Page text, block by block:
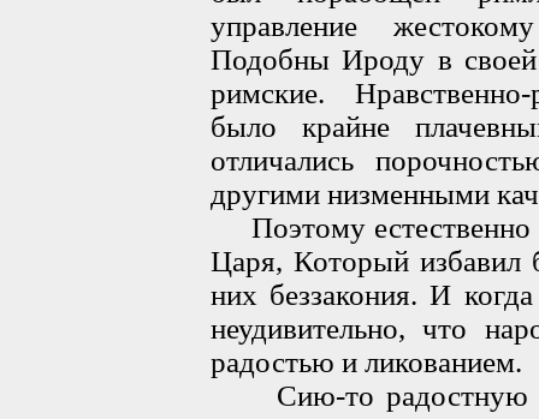
управление
Подобны Ироду в
римские.
было крайне
отличались
другими низменными
Поэтому естественно
Царя, Который избавил
них беззакония. И
неудивительно, что
радостью и ликованием.
Сию-то радостную